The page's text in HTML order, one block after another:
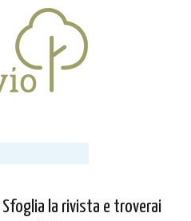
Sfoglia la rivista e troverai